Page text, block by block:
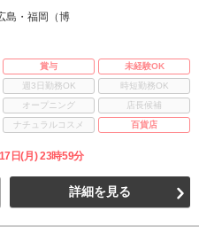
島・福岡（博
賞与
未経験OK
週3日勤務OK
時短勤務OK
オープニング
店長候補
ナチュラルコスメ 百貨店
日(月) 23時59分
詳細を見る